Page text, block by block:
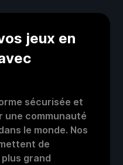
jeux en
sécurisée et
une communauté
le monde. Nos
de
grand